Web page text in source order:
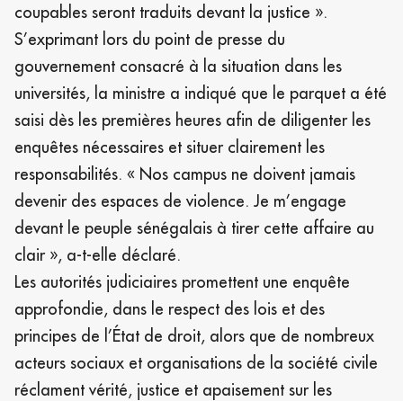
coupables seront traduits devant la justice ».
S’exprimant lors du point de presse du
gouvernement consacré à la situation dans les
universités, la ministre a indiqué que le parquet a été
saisi dès les premières heures afin de diligenter les
enquêtes nécessaires et situer clairement les
responsabilités. « Nos campus ne doivent jamais
devenir des espaces de violence. Je m’engage
devant le peuple sénégalais à tirer cette affaire au
clair », a-t-elle déclaré.
Les autorités judiciaires promettent une enquête
approfondie, dans le respect des lois et des
principes de l’État de droit, alors que de nombreux
acteurs sociaux et organisations de la société civile
réclament vérité, justice et apaisement sur les